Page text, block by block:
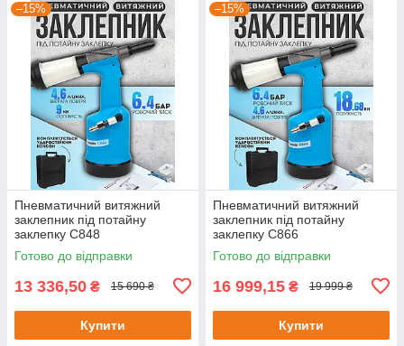
–15%
Пневматичний витяжний
заклепник під потайну
заклепку C848
Готово до відправки
13 336,50 ₴ 15 690 ₴
Купити
–15%
Пневматичний витяжний
заклепник під потайну
заклепку C866
Готово до відправки
16 999,15 ₴ 19 999 ₴
Купити